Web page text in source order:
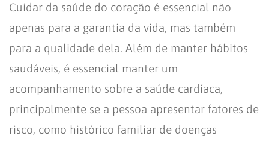
Cuidar da saúde do coração é essencial não
apenas para a garantia da vida, mas também
para a qualidade dela. Além de manter hábitos
saudáveis, é essencial manter um
acompanhamento sobre a saúde cardíaca,
principalmente se a pessoa apresentar fatores de
risco, como histórico familiar de doenças